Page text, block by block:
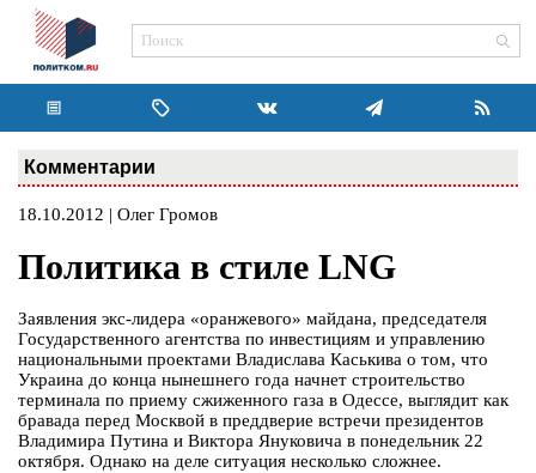
Комментарии
18.10.2012 | Олег Громов
Политика в стиле LNG
Заявления экс-лидера «оранжевого» майдана, председателя
Государственного агентства по инвестициям и управлению
национальными проектами Владислава Каськива о том, что
Украина до конца нынешнего года начнет строительство
терминала по приему сжиженного газа в Одессе, выглядит как
бравада перед Москвой в преддверие встречи президентов
Владимира Путина и Виктора Януковича в понедельник 22
октября. Однако на деле ситуация несколько сложнее.